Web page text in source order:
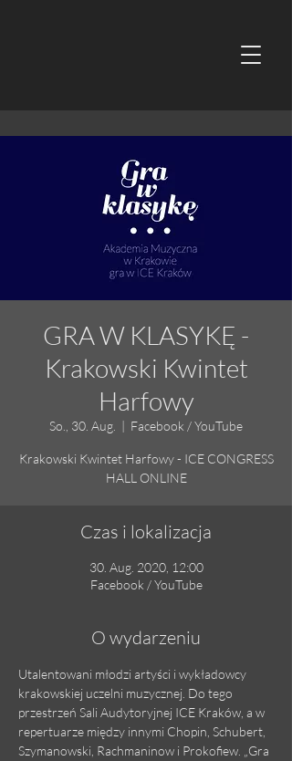
GRA W KLASYKĘ -
Krakowski Kwintet
Harfowy
So., 30. Aug.
  |
Facebook / YouTube
Krakowski Kwintet Harfowy - ICE CONGRESS
HALL ONLINE
Czas i lokalizacja
30. Aug. 2020, 12:00
Facebook / YouTube
O wydarzeniu
Utalentowani młodzi artyści i wykładowcy
krakowskiej uczelni muzycznej. Do tego
przestrzeń Sali Audytoryjnej ICE Kraków, a w
repertuarze między innymi Chopin, Schubert,
Szymanowski, Rachmaninow i Prokofiew. „Gra